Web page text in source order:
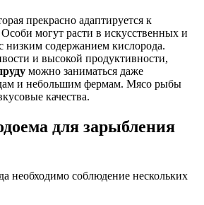
прекрасно адаптируется к
могут расти в искусственных и
низким содержанием кислорода.
и высокой продуктивности,
можно заниматься даже
и небольшим фермам. Мясо рыбы
качества.
для зарыбления
необходимо соблюдение нескольких